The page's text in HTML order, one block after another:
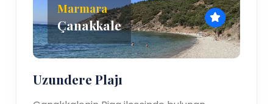
Marmara
Çanakkale
Uzundere Plajı